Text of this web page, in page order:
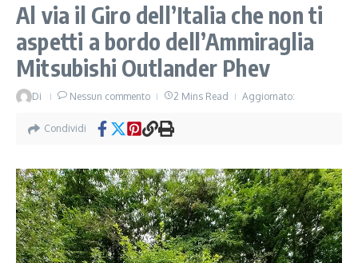
Al via il Giro dell’Italia che non ti
aspetti a bordo dell’Ammiraglia
Mitsubishi Outlander Phev
Di Nessun commento 2 Mins Read Aggiornato:
Condividi